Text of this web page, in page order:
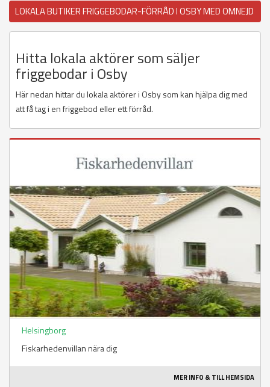
LOKALA BUTIKER FRIGGEBODAR-FÖRRÅD I OSBY MED OMNEJD
Hitta lokala aktörer som säljer
friggebodar i Osby
Här nedan hittar du lokala aktörer i Osby som kan hjälpa dig med
att få tag i en friggebod eller ett förråd.
Helsingborg
Fiskarhedenvillan nära dig
MER INFO & TILL HEMSIDA